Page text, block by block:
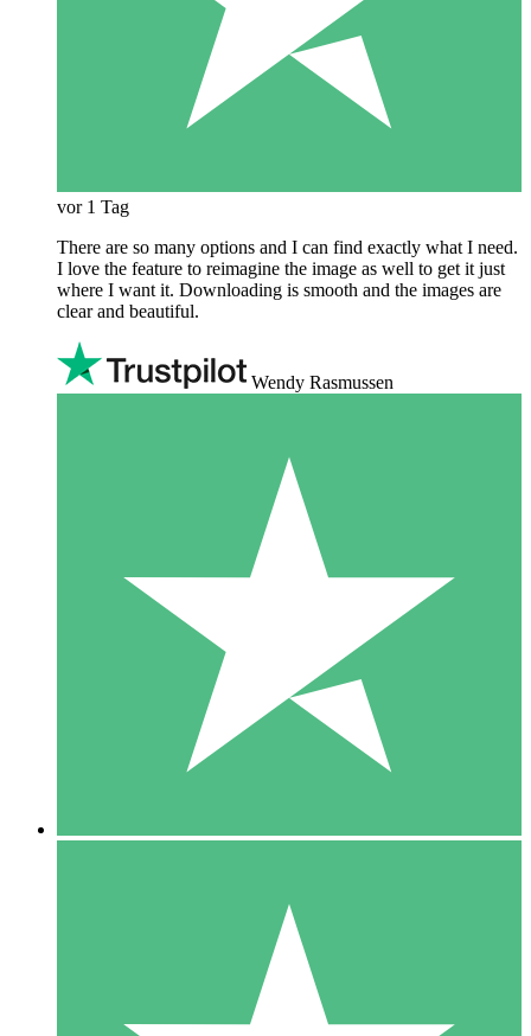
vor 1 Tag
There are so many options and I can find exactly what I need.
I love the feature to reimagine the image as well to get it just
where I want it. Downloading is smooth and the images are
clear and beautiful.
Wendy Rasmussen